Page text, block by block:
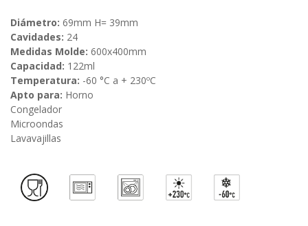
Diámetro: 69mm H= 39mm
Cavidades: 24
Medidas Molde: 600x400mm
Capacidad: 122ml
Temperatura: -60 °C a + 230ºC
Apto para: Horno
Congelador
Microondas
Lavavajillas